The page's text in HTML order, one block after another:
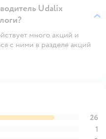
Udalix
много акций и
с ними в разделе акций
26
1